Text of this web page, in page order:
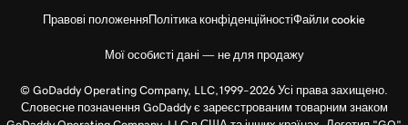
Правові положенняПолітика конфіденційностіФайли cookie
Мої особисті дані — не для продажу
© GoDaddy Operating Company, LLC,1999–2026 Усі права захищено.
Словесне позначення GoDaddy є зареєстрованим товарним знаком